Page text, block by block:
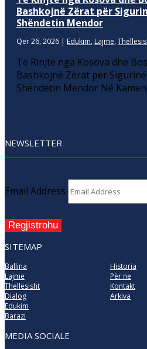
Bashkojnë Zërat për
Shëndetin Mendor
Qer 26, 2026 | Edukim, Lajme,
Të Rinjtë nga Kosova dhe
Bashkojnë Zërat për
Shëndetin Mendor Në
NEWSLETTER
Email Address
Regjistrohu
SITEMAP
Ballina
Lajme
Thellësisht
Dialog
Edukim
Barazi
Historia
Për ne
Kontakt
Arkiva
MEDIA SOCIALE